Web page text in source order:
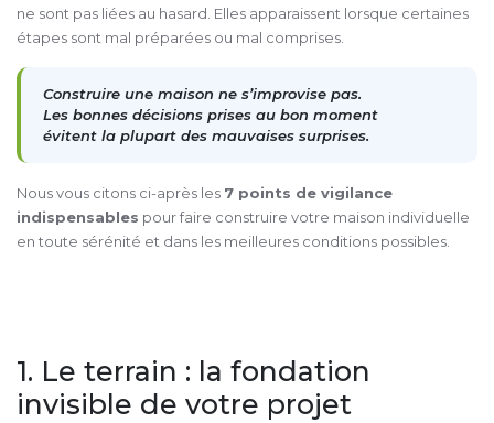
ne sont pas liées au hasard. Elles apparaissent lorsque certaines
étapes sont mal préparées ou mal comprises.
Construire une maison ne s’improvise pas.
Les bonnes décisions prises au bon moment
évitent la plupart des mauvaises surprises.
Nous vous citons ci-après les 7 points de vigilance
indispensables pour faire construire votre maison individuelle
en toute sérénité et dans les meilleures conditions possibles.
1. Le terrain : la fondation
invisible de votre projet